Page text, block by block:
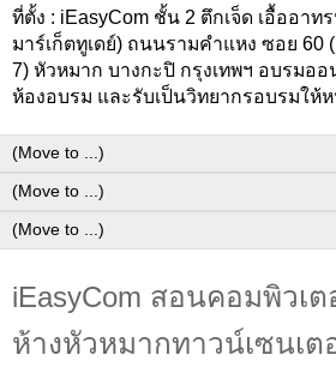
ที่ตั้ง : iEasyCom ชั้น 2 ตึกเจ็ด เอื้ออาท
มาร์เก็ตทูเดย์) ถนนรามคำแหง ซอย 60
7) หัวหมาก บางกะปิ กรุงเทพฯ อบรมอ
ห้องอบรม และรับเป็นวิทยากรอบรมให้
iEasyCom สอนคอมพิวเ
ห้างหัวหมากทาวน์เซนเต